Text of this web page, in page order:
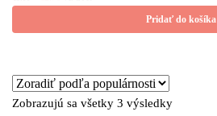
price price
Pridať do košíka
Zobrazujú sa všetky 3 výsledky